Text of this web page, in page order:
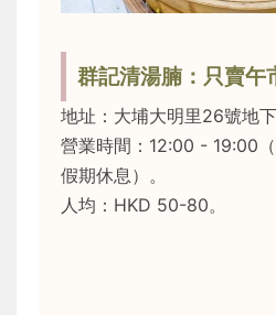
群記清湯腩：只賣午
地址：大埔大明里26號地下
營業時間：12:00 - 19:00
假期休息）。
人均：HKD 50-80。